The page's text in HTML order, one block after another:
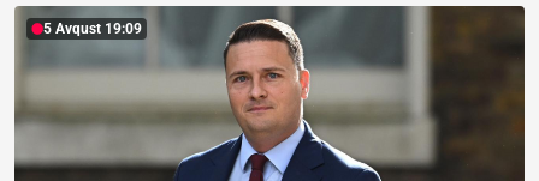
5 Avqust 19:09